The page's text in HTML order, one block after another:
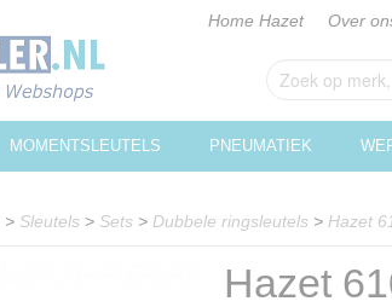
Home Hazet Over
MOMENTSLEUTELS PNEUMATIEK
> Sleutels > Sets > Dubbele ringsleutels > Hazet
Hazet